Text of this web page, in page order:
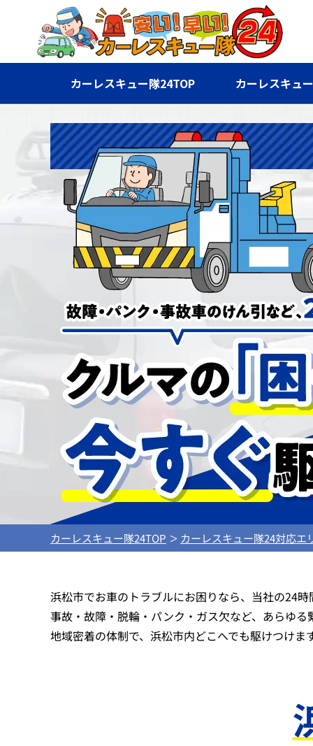
カーレスキュー隊24TOP カーレスキュ
カーレスキュー隊24TOP カーレスキュー隊24対応エ
浜松市でお車のトラブルにお困りなら、当社の24
事故・故障・脱輪・パンク・ガス欠など、あらゆ
地域密着の体制で、浜松市内どこへでも駆けつけま